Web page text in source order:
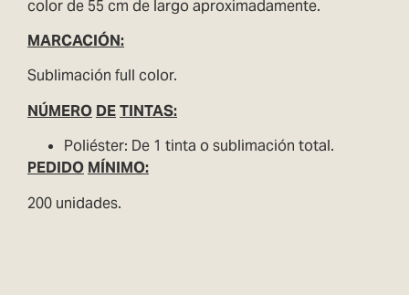
color de 55 cm de largo aproximadamente.
MARCACIÓN:
Sublimación full color.
NÚMERO DETINTAS:
Poliéster: De 1 tinta o sublimación total.
PEDIDO MÍNIMO:
200 unidades.